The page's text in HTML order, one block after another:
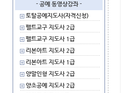
- 공예 동영상강좌 -
토탈공예지도사(자격신청)
펠트교구 지도사 2급
펠트교구 지도사 1급
리본아트 지도사 2급
리본아트 지도사 1급
양말인형 지도사 2급
양초공예 지도사 2급